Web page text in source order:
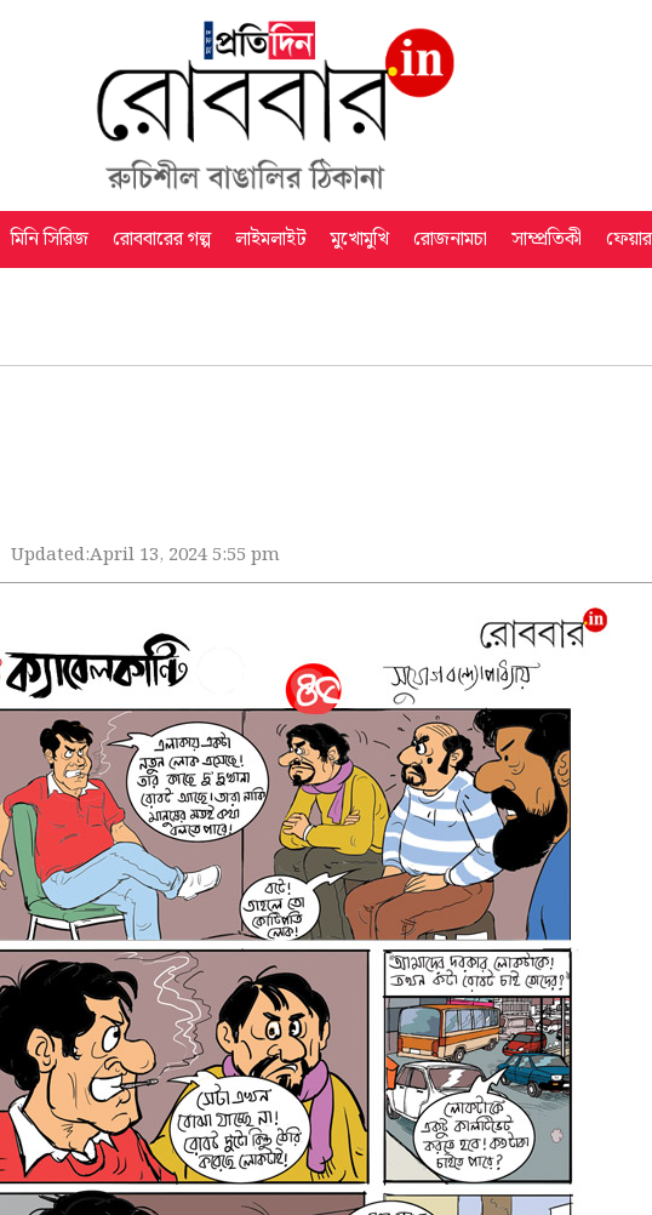
মিনি সিরিজ রোববারের গল্প লাইমলাইট মুখোমুখি রোজনামচা সাম্প্রতিকী
Updated:April 13, 2024 5:55 pm